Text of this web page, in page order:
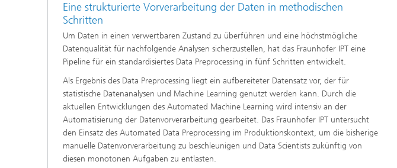
Eine strukturierte Vorverarbeitung der Daten in methodischen
Schritten
Um Daten in einen verwertbaren Zustand zu überführen und eine höchstmögliche
Datenqualität für nachfolgende Analysen sicherzustellen, hat das Fraunhofer IPT eine
Pipeline für ein standardisiertes Data Preprocessing in fünf Schritten entwickelt.
Als Ergebnis des Data Preprocessing liegt ein aufbereiteter Datensatz vor, der für
statistische Datenanalysen und Machine Learning genutzt werden kann. Durch die
aktuellen Entwicklungen des Automated Machine Learning wird intensiv an der
Automatisierung der Datenvorverarbeitung gearbeitet. Das Fraunhofer IPT untersucht
den Einsatz des Automated Data Preprocessing im Produktionskontext, um die bisherige
manuelle Datenvorverarbeitung zu beschleunigen und Data Scientists zukünftig von
diesen monotonen Aufgaben zu entlasten.